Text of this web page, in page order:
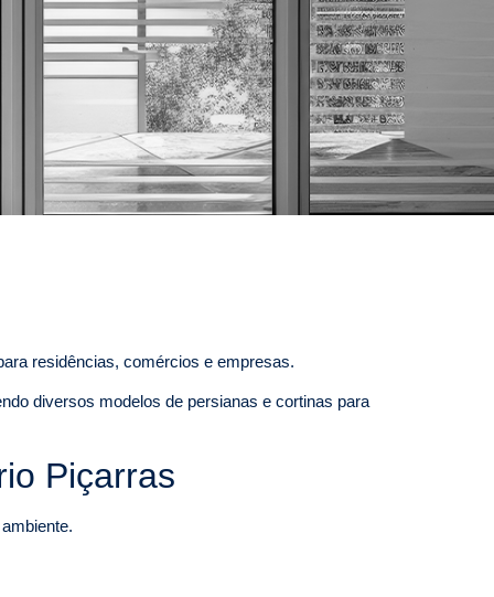
residências, comércios e empresas.
diversos modelos de persianas e cortinas para
Piçarras